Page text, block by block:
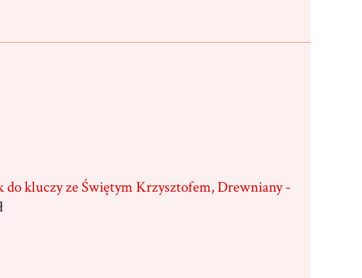
do kluczy ze Świętym Krzysztofem, Drewniany -